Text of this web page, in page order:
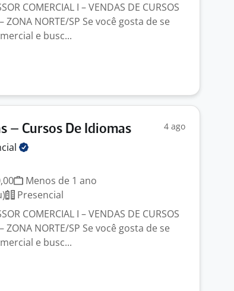
COMERCIAL I – VENDAS DE CURSOS
ZONA NORTE/SP Se você gosta de se
e busc...
– Cursos De Idiomas 4 ago
Menos de 1 ano
Presencial
COMERCIAL I – VENDAS DE CURSOS
ZONA NORTE/SP Se você gosta de se
e busc...